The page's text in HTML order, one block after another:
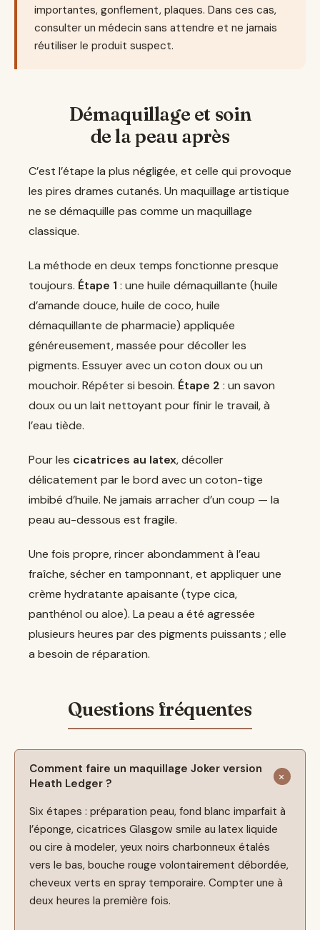
importantes, gonflement, plaques. Dans ces cas,
consulter un médecin sans attendre et ne jamais
réutiliser le produit suspect.
Démaquillage et soin
de la peau après
C’est l’étape la plus négligée, et celle qui provoque
les pires drames cutanés. Un maquillage artistique
ne se démaquille pas comme un maquillage
classique.
La méthode en deux temps fonctionne presque
toujours. Étape 1 : une huile démaquillante (huile
d’amande douce, huile de coco, huile
démaquillante de pharmacie) appliquée
généreusement, massée pour décoller les
pigments. Essuyer avec un coton doux ou un
mouchoir. Répéter si besoin. Étape 2 : un savon
doux ou un lait nettoyant pour finir le travail, à
l’eau tiède.
Pour les cicatrices au latex, décoller
délicatement par le bord avec un coton-tige
imbibé d’huile. Ne jamais arracher d’un coup — la
peau au-dessous est fragile.
Une fois propre, rincer abondamment à l’eau
fraîche, sécher en tamponnant, et appliquer une
crème hydratante apaisante (type cica,
panthénol ou aloe). La peau a été agressée
plusieurs heures par des pigments puissants ; elle
a besoin de réparation.
Comment faire un maquillage Joker version
Heath Ledger ?
Six étapes : préparation peau, fond blanc imparfait à
l’éponge, cicatrices Glasgow smile au latex liquide
ou cire à modeler, yeux noirs charbonneux étalés
vers le bas, bouche rouge volontairement débordée,
cheveux verts en spray temporaire. Compter une à
deux heures la première fois.